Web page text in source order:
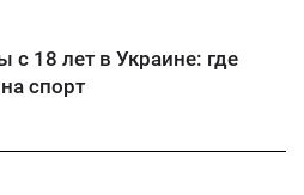
с 18 лет в Украине: где
спорт